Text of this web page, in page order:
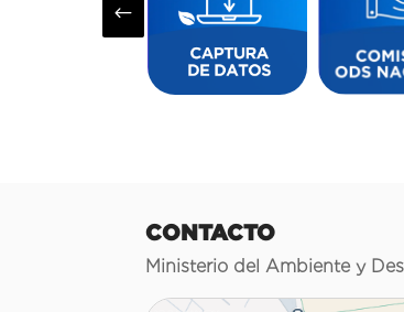
#
CONTACTO
Ministerio del Ambiente y